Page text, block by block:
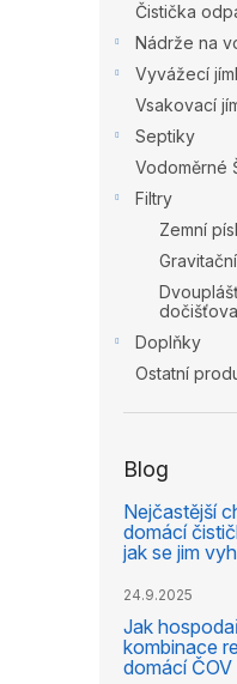
Čistička
Nádrže na
Vyvážecí
Vsakovací
Septiky
Vodoměrné
Filtry
Zemní
Doplňky
Ostatní
Blog
Nejčastější
domácí
jak se jim
24.9.2025
Jak
kombinace
domácí ČOV